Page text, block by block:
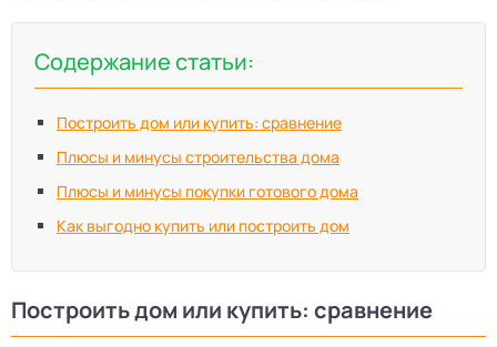
Содержание статьи:
Построить дом или купить: сравнение
Плюсы и минусы строительства дома
Плюсы и минусы покупки готового дома
Как выгодно купить или построить дом
Построить дом или купить: сравнение